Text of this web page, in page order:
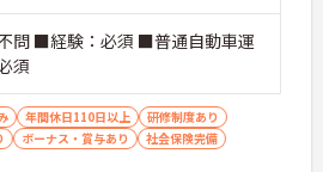
問 ■経験：必須 ■普通自動車運
須
年間休日110日以上
研修制度あり
ボーナス・賞与あり
社会保険完備